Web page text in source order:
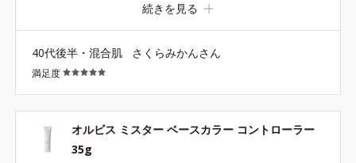
げると素肌がとても自然に綺麗に見えます。くまやそばか
す。
続きを見る
40代後半・混合肌 さくらみかんさん
満足度
オルビス ミスター ベースカラー コントローラー
35g